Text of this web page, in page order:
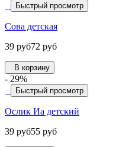
Быстрый просмотр
Сова детская
39 руб72 руб
В корзину
- 29%
Быстрый просмотр
Ослик Иа детский
39 руб55 руб